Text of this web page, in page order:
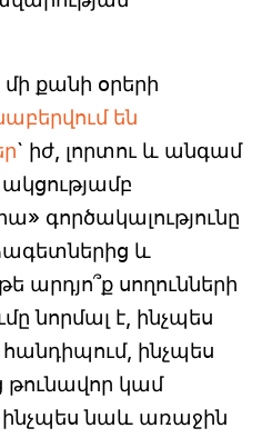
քանի օրերի
են
` իժ, լորտու և անգամ
գործակալությունը
և
արդյո՞ք սողունների
նորմալ է, ինչպես
հանդիպում, ինչպես
կամ
ինչպես նաև առաջին